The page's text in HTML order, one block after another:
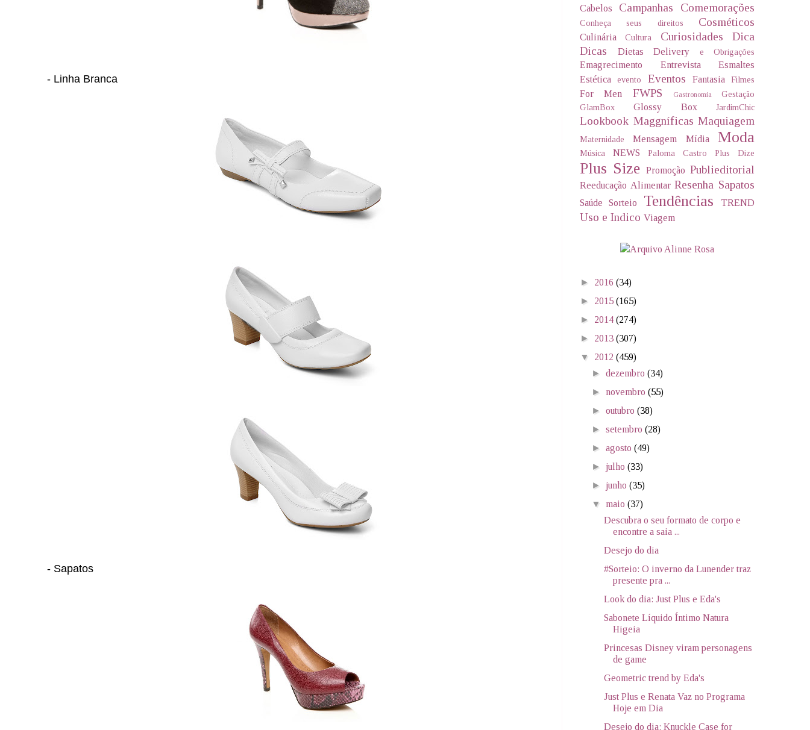
- Linha Branca
- Sapatos
Cabelos Campanhas Comemorações
Conheça seus direitos Cosméticos
Culinária Cultura Curiosidades
Dica
Dicas
Dietas Delivery e Obrigações
Emagrecimento Entrevista
Esmaltes
Estética
evento Eventos Fantasia Filmes
For Men FWPS Gastronomia
Gestação
GlamBox
Glossy Box JardimChic
Lookbook Maggníficas Maquiagem
Maternidade Mensagem Mídia Moda
Música NEWS Paloma Castro Plus Dize
Plus Size Promoção Publieditorial
Reeducação Alimentar Resenha Sapatos
Saúde Sorteio Tendências TREND
Uso e Indico Viagem
► 2016 (34)
► 2015 (165)
► 2014 (274)
► 2013 (307)
▼ 2012 (459)
►dezembro(34)
► novembro(55)
►outubro(38)
►setembro(28)
►agosto(49)
► julho(33)
► junho(35)
▼ maio(37)
Descubra o seu formato de corpo e
encontre a saia ...
Desejo do dia
#Sorteio: O inverno da Lunender traz
presente pra ...
Look do dia: Just Plus e Eda's
Sabonete Líquido Íntimo Natura
Higeia
Princesas Disney viram personagens
de game
Geometric trend by Eda's
Just Plus e Renata Vaz no Programa
Hoje em Dia
Desejo do dia: Knuckle Case for